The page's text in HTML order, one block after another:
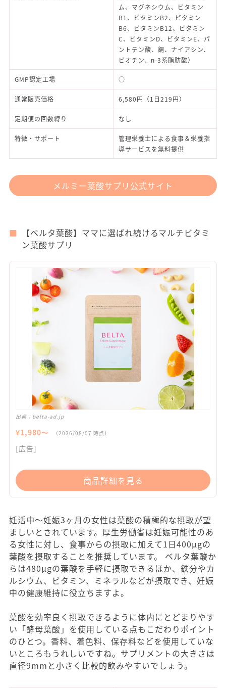
厚生労働省が定める管理基準を満たしたGMP認定工場
で生産されているほか、放射能検査や残留農薬検査も
クリアして品質にこだわって作られています。また、
配合されているすべての成分について、原産国と最終
加工国の両方が公開されています。
モノグルタミン酸型の葉酸量 400μg
葉酸以外の大切な成分
16種類（鉄、亜鉛、カルシウ
ム、マグネシウム、ビタミン
B1、ビタミンB2、ビタミン
ントテン酸、銅、ナイアシン、
通常販売価格 6,580円（1日219円）
特徴・サポート
管理栄養士による食事＆栄養指
導サービスを無料提供
メルミー葉酸サプリ公式サイト
【ベルタ葉酸】ママに選ばれ続けるマルチビタミ
ン葉酸サプリ
出典：belta-ad.jp
¥1,980〜 （2026/08/07時点）
[広告]
商品詳細を見る
妊活中～妊娠3ヶ月の女性は葉酸の積極的な摂取が望
ましいとされています。厚生労働省は妊娠可能性のあ